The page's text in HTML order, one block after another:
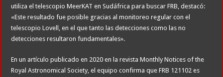
utiliza el telescopio MeerKAT en Sudáfrica para buscar FRB, destacó:
«Este resultado fue posible gracias al monitoreo regular con el
telescopio Lovell, en el que tanto las detecciones como las no
detecciones resultaron fundamentales».
En un artículo publicado en 2020 en la revista Monthly Notices of the
Royal Astronomical Society, el equipo confirma que FRB 121102 es